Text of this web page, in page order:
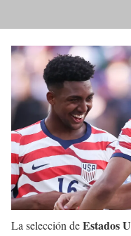
La selección deEstados